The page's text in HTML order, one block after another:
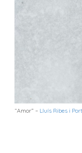
“Amor” – Lluís Ribes i